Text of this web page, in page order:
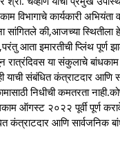
विभागाचे कार्यकारी
सांगितले की,आजच्या स्थितीला
आता इमारतीची प्लिंथ पूर्ण
रात्रंदिवस या संकुलाचे
याची संबंधित कंत्राटदार आणि
निधीची कमतरता
ऑगस्ट २०२२ पूर्वी पूर्ण
कंत्राटदार आणि सार्वजनिक